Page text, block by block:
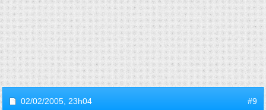
02/02/2005, 23h04 #9